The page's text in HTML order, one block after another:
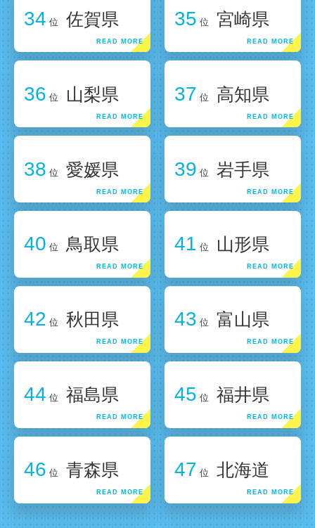
34 位 佐賀県 35 位 宮崎県
36 位 山梨県 37 位 高知県
38 位 愛媛県 39 位 岩手県
40 位 鳥取県 41 位 山形県
42 位 秋田県 43 位 富山県
44 位 福島県 45 位 福井県
46 位 青森県 47 位 北海道